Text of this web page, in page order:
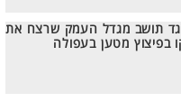
תושב מגדל העמק שרצח את
בפיצוץ מטען בעפולה